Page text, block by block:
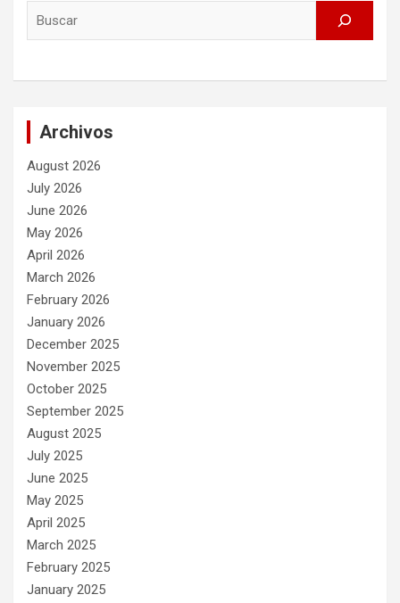
Archivos
August 2026
July 2026
June 2026
May 2026
April 2026
March 2026
February 2026
January 2026
December 2025
November 2025
October 2025
September 2025
August 2025
July 2025
June 2025
May 2025
April 2025
March 2025
February 2025
January 2025